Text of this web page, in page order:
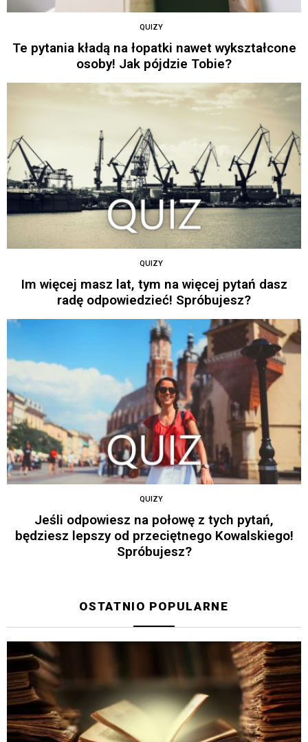
QUIZY
Te pytania kładą na łopatki nawet wykształcone
osoby! Jak pójdzie Tobie?
QUIZY
Im więcej masz lat, tym na więcej pytań dasz
radę odpowiedzieć! Spróbujesz?
QUIZY
Jeśli odpowiesz na połowę z tych pytań,
będziesz lepszy od przeciętnego Kowalskiego!
Spróbujesz?
OSTATNIO POPULARNE